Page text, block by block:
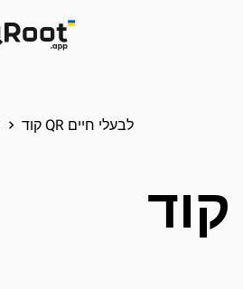
keyboard_arrow_right קוד QR לבעלי חיים